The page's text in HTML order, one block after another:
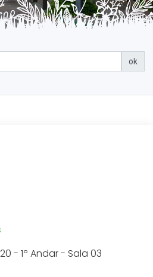
ok
- 1º Andar - Sala 03